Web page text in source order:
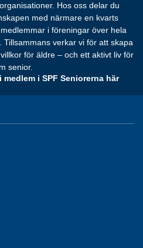
Hos oss delar du
med närmare en kvarts
i föreningar över hela
Tillsammans verkar vi för att skapa
för äldre – och ett aktivt liv för
senior.
medlem i SPF Seniorerna här